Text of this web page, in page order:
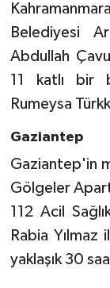
Belediyesi
Abdullah
11 katlı bir
Rumeysa
Gaziantep
Gaziantep'in
Gölgeler
112 Acil
Rabia Yılmaz
yaklaşık 30